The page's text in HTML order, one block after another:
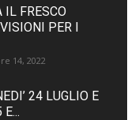
IL FRESCO
PER I
14, 2022
24 LUGLIO E